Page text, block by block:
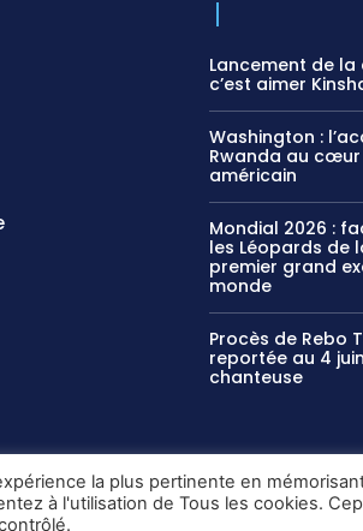
Lancement de la
c’est aimer
Washington :
Rwanda au cœur
américain
Mondial 2026 :
les Léopards de
premier grand
monde
Procès de Rebo
reportée au 4
chanteuse
la plus pertinente en
à l'utilisation de Tous les cookies.